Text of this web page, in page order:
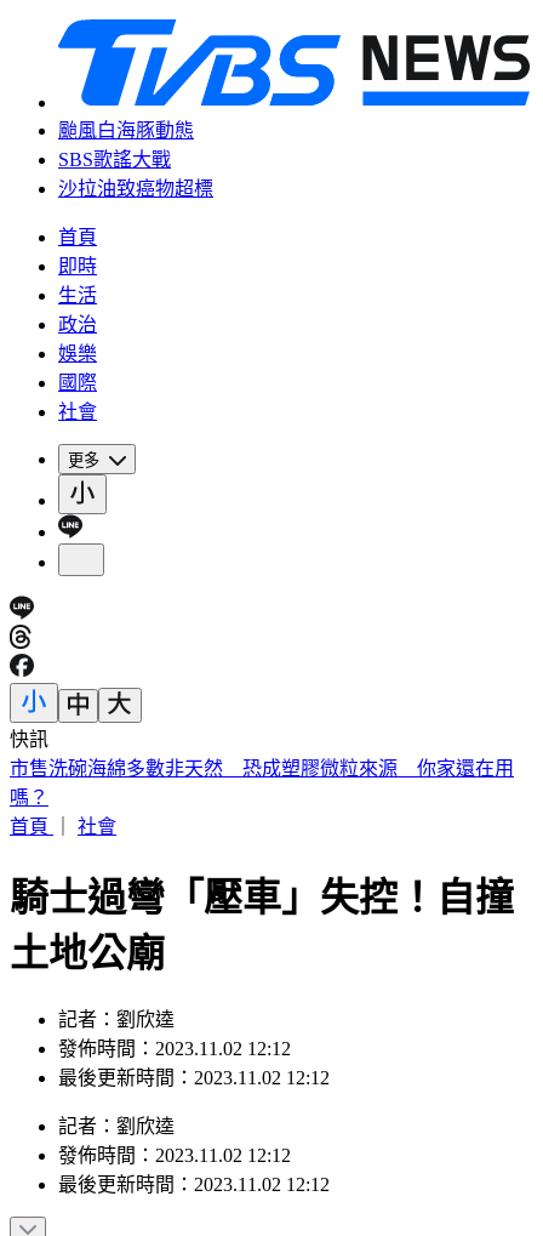
颱風白海豚動態
SBS歌謠大戰
沙拉油致癌物超標
首頁
即時
生活
政治
娛樂
國際
社會
更多
快訊
市售洗碗海綿多數非天然 恐成塑膠微粒來源 你家還在用
嗎？
首頁
社會
騎士過彎「壓車」失控！自撞
土地公廟
記者：劉欣逵
發佈時間：2023.11.02 12:12
最後更新時間：2023.11.02 12:12
記者 ： 劉欣逵
發佈時間： 2023.11.02 12:12
最後更新時間： 2023.11.02 12:12